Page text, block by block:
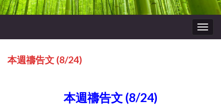
本週禱告文 (8/24)
本週禱告文 (8/24)